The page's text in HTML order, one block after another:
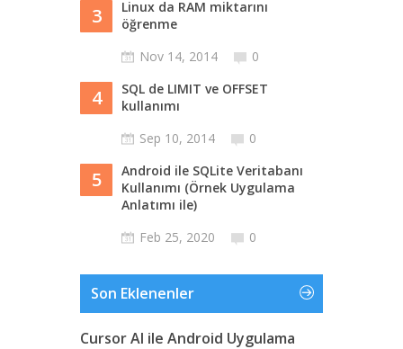
3
Linux da RAM miktarını
öğrenme
Nov 14, 2014
0
4
SQL de LIMIT ve OFFSET
kullanımı
Sep 10, 2014
0
5
Android ile SQLite Veritabanı
Kullanımı (Örnek Uygulama
Anlatımı ile)
Feb 25, 2020
0
Son Eklenenler
Cursor AI ile Android Uygulama